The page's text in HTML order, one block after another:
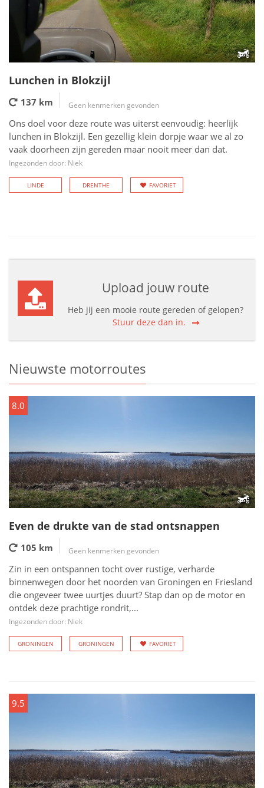
Lunchen in Blokzijl
137 km Geen kenmerken gevonden
Ons doel voor deze route was uiterst eenvoudig: heerlijk
lunchen in Blokzijl. Een gezellig klein dorpje waar we al zo
vaak doorheen zijn gereden maar nooit meer dan dat.
Ingezonden door: Niek
LINDE DRENTHE FAVORIET
Upload jouw route
Heb jij een mooie route gereden of gelopen?
Stuur deze dan in.
Nieuwste motorroutes
8.0
Even de drukte van de stad ontsnappen
105 km Geen kenmerken gevonden
Zin in een ontspannen tocht over rustige, verharde
binnenwegen door het noorden van Groningen en Friesland
die ongeveer twee uurtjes duurt? Stap dan op de motor en
ontdek deze prachtige rondrit,...
Ingezonden door: Niek
GRONINGEN GRONINGEN FAVORIET
9.5